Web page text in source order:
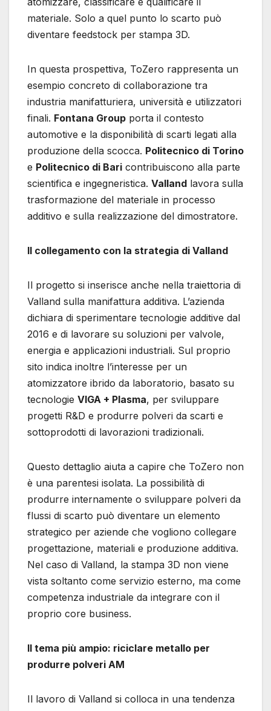
materiale. Solo a quel punto lo scarto può
diventare feedstock per stampa 3D.
In questa prospettiva, ToZero rappresenta un
esempio concreto di collaborazione tra
industria manifatturiera, università e utilizzatori
finali. Fontana Group porta il contesto
automotive e la disponibilità di scarti legati alla
produzione della scocca. Politecnico di Torino
e Politecnico di Bari contribuiscono alla parte
scientifica e ingegneristica. Valland lavora sulla
trasformazione del materiale in processo
additivo e sulla realizzazione del dimostratore.
Il collegamento con la strategia di Valland
Il progetto si inserisce anche nella traiettoria di
Valland sulla manifattura additiva. L’azienda
dichiara di sperimentare tecnologie additive dal
2016 e di lavorare su soluzioni per valvole,
energia e applicazioni industriali. Sul proprio
sito indica inoltre l’interesse per un
atomizzatore ibrido da laboratorio, basato su
tecnologie VIGA + Plasma, per sviluppare
progetti R&D e produrre polveri da scarti e
sottoprodotti di lavorazioni tradizionali.
Questo dettaglio aiuta a capire che ToZero non
è una parentesi isolata. La possibilità di
produrre internamente o sviluppare polveri da
flussi di scarto può diventare un elemento
strategico per aziende che vogliono collegare
progettazione, materiali e produzione additiva.
Nel caso di Valland, la stampa 3D non viene
vista soltanto come servizio esterno, ma come
competenza industriale da integrare con il
proprio core business.
Il tema più ampio: riciclare metallo per
produrre polveri AM
Il lavoro di Valland si colloca in una tendenza